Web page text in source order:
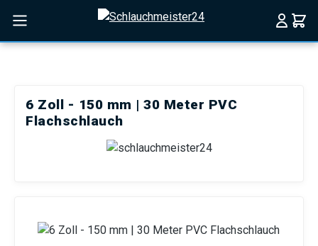
Zum Hauptinhalt springen
6 Zoll - 150 mm | 30 Meter PVC
Flachschlauch